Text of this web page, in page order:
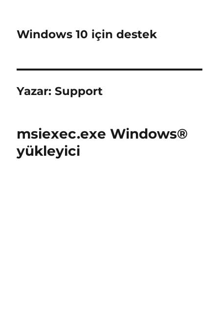
Windows 10 için destek
Yazar:Support
msiexec.exe Windows®
yükleyici